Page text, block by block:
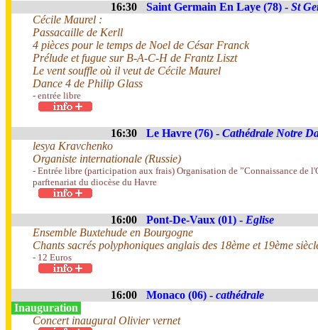
16:30 Saint Germain En Laye (78) - St
Cécile Maurel :
Passacaille de Kerll
4 pièces pour le temps de Noel de César Franck
Prélude et fugue sur B-A-C-H de Frantz Liszt
Le vent souffle où il veut de Cécile Maurel
Dance 4 de Philip Glass
- entrée libre
16:30 Le Havre (76) - Cathédrale Notre
lesya Kravchenko
Organiste internationale (Russie)
- Entrée libre (participation aux frais) Organisation de ”Connaissance de
parftenariat du diocèse du Havre
16:00 Pont-De-Vaux (01) - Eglise
Ensemble Buxtehude en Bourgogne
Chants sacrés polyphoniques anglais des 18ème et 19ème
- 12 Euros
16:00 Monaco (06) - cathédrale
Inauguration
Concert inaugural Olivier vernet